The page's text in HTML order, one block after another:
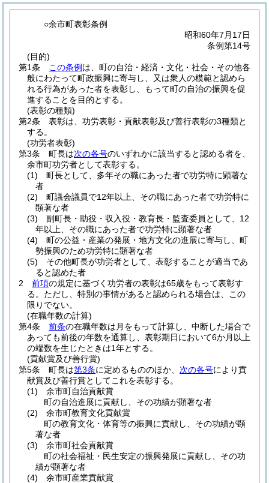
○余市町表彰条例
昭和60年7月17日
条例第14号
(目的)
第1条
この条例 は、町の自治・経済・文化・社会・その他各
般にわたって町政振興に寄与し、又は衆人の模範と認めら
れる行為があった者を表彰し、もって町の自治の振興を促
進することを目的とする。
(表彰の種類)
第2条
表彰は、功労表彰・貢献表彰及び善行表彰の3種類と
する。
(功労者表彰)
第3条
町長は次の各号のいずれかに該当すると認める者を、
余市町功労者として表彰する。
(1)
町長として、多年その職にあった者で功労特に顕著な
者
(2)
町議会議員で12年以上、その職にあった者で功労特に
顕著な者
(3)
副町長・助役・収入役・教育長・監査委員として、12
年以上、その職にあった者で功労特に顕著な者
(4)
町の公益・産業の発展・地方文化の進展に寄与し、町
勢振興のため功労特に顕著な者
(5)
その他町長が功労者として、表彰することが適当であ
ると認めた者
2
前項の規定に基づく功労者の表彰は65歳をもって表彰す
る。 ただし、特別の事情があると認められる場合は、この
限りでない。
(在職年数の計算)
第4条
前条の在職年数は月をもって計算し、中断した場合で
あっても前後の年数を通算し、表彰期日において6か月以上
の端数を生じたときは1年とする。
(貢献賞及び善行賞)
第5条
町長は第3条に定めるもののほか、 次の各号により貢
献賞及び善行賞としてこれを表彰する。
(1)
余市町自治貢献賞
町の自治進展に貢献し、その功績が顕著な者
(2)
余市町教育文化貢献賞
町の教育文化・体育等の振興に貢献し、その功績が顕
著な者
(3)
余市町社会貢献賞
町の社会福祉・民生安定の振興発展に貢献し、その功
績が顕著な者
(4)
余市町産業貢献賞